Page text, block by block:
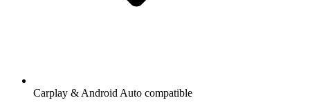
Carplay & Android Auto compatible